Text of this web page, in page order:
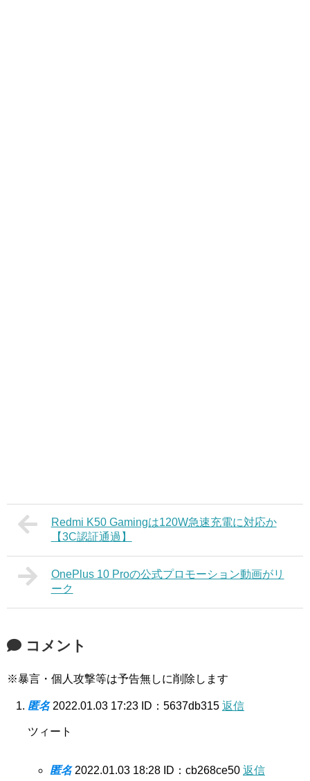
Redmi K50 Gamingは120W急速充電に対応か
【3C認証通過】
OnePlus 10 Proの公式プロモーション動画がリ
ーク
コメント
※暴言・個人攻撃等は予告無しに削除します
匿名 2022.01.03 17:23 ID：5637db315 返信
ツィート
匿名 2022.01.03 18:28 ID：cb268ce50 返信